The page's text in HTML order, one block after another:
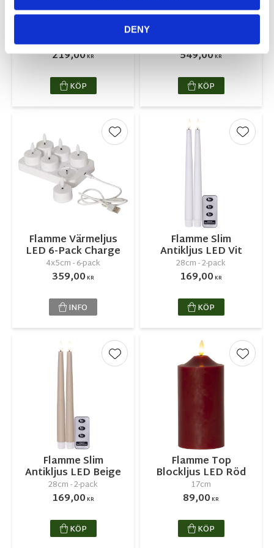
DENY
Crispy Ice
Ljusslinga
219,00KR
KÖP
Flaggstångsbelysn
ing Golden Warm
7m - 360 LED
549,00KR
KÖP
Flamme Värmeljus
LED 6-Pack Charge
4x5cm - 6-pack
359,00KR
Lägg till i favoriter
INFO
Flamme Slim
Antikljus LED Vit
28cm - 2-pack
169,00KR
Lägg
KÖP
Flamme Slim
Antikljus LED Beige
28cm - 2-pack
169,00KR
Lägg till i favoriter
KÖP
Flamme Top
Blockljus LED Röd
17cm
89,00KR
Lägg
KÖP